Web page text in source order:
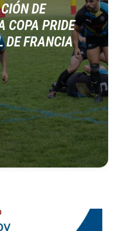
DE
COPA PRIDE
DE FRANCIA